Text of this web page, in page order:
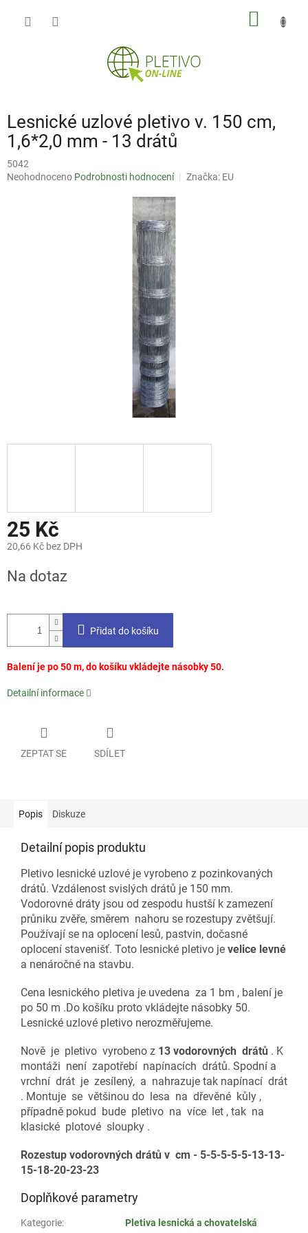
Lesnické uzlové pletivo v. 150 cm,
1,6*2,0 mm - 13 drátů
5042
Průměrné
Neohodnoceno Podrobnosti hodnocení Značka: EU
25 Kč
20,66 Kč bez DPH
cena:
Na dotaz
Přidat do košíku
Balení je po 50 m, do košíku vkládejte násobky 50.
Detailní informace
ZEPTAT SE SDÍLET
Popis Diskuze
Detailní popis produktu
Pletivo lesnické uzlové je vyrobeno z pozinkovaných
drátů. Vzdálenost svislých drátů je 150 mm.
Vodorovné dráty jsou od zespodu hustší k zamezení
průniku zvěře, směrem nahoru se rozestupy zvětšují.
Používají se na oplocení lesů, pastvin, dočasné
oplocení stavenišť. Toto lesnické pletivo je velice levné
a nenáročné na stavbu.
Cena lesnického pletiva je uvedena za 1 bm , balení je
po 50 m .Do košíku proto vkládejte násobky 50.
Lesnické uzlové pletivo nerozměřujeme.
Nově je pletivo vyrobeno z 13 vodorovných drátů . K
montáži není zapotřebí napínacích drátů. Spodní a
vrchní drát je zesílený, a nahrazuje tak napínací drát
. Montuje se většinou do lesa na dřevěné kůly ,
případně pokud bude pletivo na více let , tak na
klasické plotové sloupky .
Rozestup vodorovných drátů v cm - 5-5-5-5-5-13-13-
15-18-20-23-23
Doplňkové parametry
Kategorie: Pletiva lesnická a chovatelská